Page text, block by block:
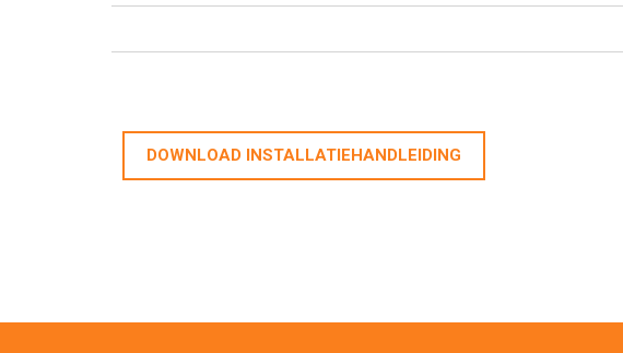
DOWNLOAD INSTALLATIEHANDLEIDING